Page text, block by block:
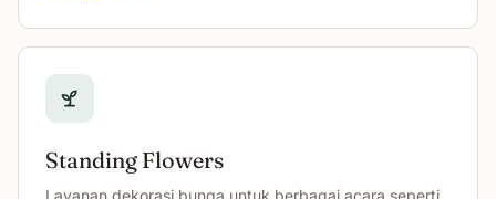
Standing Flowers
Layanan dekorasi bunga untuk berbagai acara seperti